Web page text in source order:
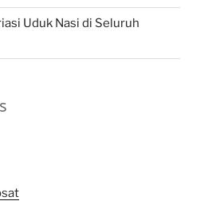
Uduk Nasi di Seluruh